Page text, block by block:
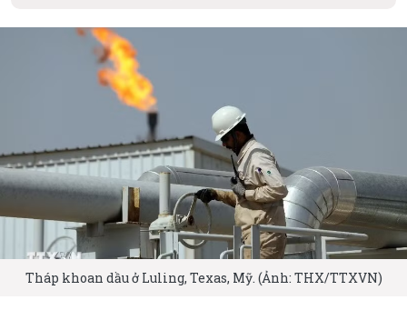
Tháp khoan dầu ở Luling, Texas, Mỹ. (Ảnh: THX/TTXVN)